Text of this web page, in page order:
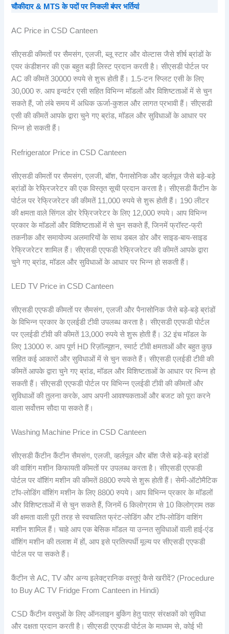
चौकीदार & MTS के पदों पर निकली बंपर भर्तियां
AC Price in CSD Canteen
सीएसडी कीमतों पर सैमसंग, एलजी, ब्लू स्टार और वोल्टास जैसे शीर्ष ब्रांडों के
एयर कंडीशनर की एक बहुत बड़ी लिस्ट प्रदान करती है। सीएसडी पोर्टल पर
AC की कीमतें 30000 रुपये से शुरू होती हैं। 1.5-टन स्प्लिट एसी के लिए
30,000 रु. आप इन्वर्टर एसी सहित विभिन्न मॉडलों और विशिष्टताओं में से चुन
सकते हैं, जो लंबे समय में अधिक ऊर्जा-कुशल और लागत प्रभावी हैं। सीएसडी
एसी की कीमतें आपके द्वारा चुने गए ब्रांड, मॉडल और सुविधाओं के आधार पर
भिन्न हो सकती हैं।
Refrigerator Price in CSD Canteen
सीएसडी कीमतों पर सैमसंग, एलजी, बॉश, पैनासोनिक और व्हर्लपूल जैसे बड़े-बड़े
ब्रांडों के रेफ्रिजरेटर की एक विस्तृत सूची प्रदान करता है। सीएसडी कैंटीन के
पोर्टल पर रेफ्रिजरेटर की कीमतें 11,000 रुपये से शुरू होती हैं। 190 लीटर
की क्षमता वाले सिंगल डोर रेफ्रिजरेटर के लिए 12,000 रुपये। आप विभिन्न
प्रकार के मॉडलों और विशिष्टताओं में से चुन सकते हैं, जिनमें फ्रॉस्ट-फ्री
तकनीक और समायोज्य अलमारियों के साथ डबल डोर और साइड-बाय-साइड
रेफ्रिजरेटर शामिल हैं। सीएसडी एएफडी रेफ्रिजरेटर की कीमतें आपके द्वारा
चुने गए ब्रांड, मॉडल और सुविधाओं के आधार पर भिन्न हो सकती हैं।
LED TV Price in CSD Canteen
सीएसडी एएफडी कीमतों पर सैमसंग, एलजी और पैनासोनिक जैसे बड़े-बड़े ब्रांडों
के विभिन्न प्रकार के एलईडी टीवी उपलब्ध करता है। सीएसडी एएफडी पोर्टल
पर एलईडी टीवी की कीमतें 13,000 रुपये से शुरू होती हैं। 32 इंच मॉडल के
लिए 13000 रु. आप पूर्ण HD रिज़ॉल्यूशन, स्मार्ट टीवी क्षमताओं और बहुत कुछ
सहित कई आकारों और सुविधाओं में से चुन सकते हैं। सीएसडी एलईडी टीवी की
कीमतें आपके द्वारा चुने गए ब्रांड, मॉडल और विशिष्टताओं के आधार पर भिन्न हो
सकती हैं। सीएसडी एएफडी पोर्टल पर विभिन्न एलईडी टीवी की कीमतों और
सुविधाओं की तुलना करके, आप अपनी आवश्यकताओं और बजट को पूरा करने
वाला सर्वोत्तम सौदा पा सकते हैं।
Washing Machine Price in CSD Canteen
सीएसडी कैंटीन कैंटीन सैमसंग, एलजी, व्हर्लपूल और बॉश जैसे बड़े-बड़े ब्रांडों
की वाशिंग मशीन किफायती कीमतों पर उपलब्ध करता है। सीएसडी एएफडी
पोर्टल पर वॉशिंग मशीन की कीमतें 8800 रुपये से शुरू होती हैं। सेमी-ऑटोमैटिक
टॉप-लोडिंग वॉशिंग मशीन के लिए 8800 रुपये। आप विभिन्न प्रकार के मॉडलों
और विशिष्टताओं में से चुन सकते हैं, जिनमें 6 किलोग्राम से 10 किलोग्राम तक
की क्षमता वाली पूरी तरह से स्वचालित फ्रंट-लोडिंग और टॉप-लोडिंग वाशिंग
मशीन शामिल हैं। चाहे आप एक बेसिक मॉडल या उन्नत सुविधाओं वाली हाई-एंड
वॉशिंग मशीन की तलाश में हों, आप इसे प्रतिस्पर्धी मूल्य पर सीएसडी एएफडी
पोर्टल पर पा सकते हैं।
कैंटीन से AC, TV और अन्य इलेक्ट्रानिक वस्तुएं कैसे खरीदें? (Procedure
to Buy AC TV Fridge From Canteen in Hindi)
CSD कैंटीन वस्तुओं के लिए ऑनलाइन बुकिंग हेतु पात्र संरक्षकों को सुविधा
और दक्षता प्रदान करती है। सीएसडी एएफडी पोर्टल के माध्यम से, कोई भी